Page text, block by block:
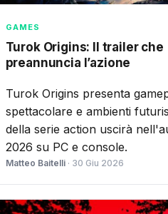
GAMES
Turok Origins: Il trailer che
preannuncia l’azione
Turok Origins presenta
spettacolare e ambienti
della serie action uscirà
2026 su PC e console.
Matteo Baitelli· 30 Giu 2026